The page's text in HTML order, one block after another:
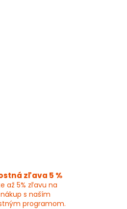
zľava 5 %
až 5% zľavu na
s naším
programom.